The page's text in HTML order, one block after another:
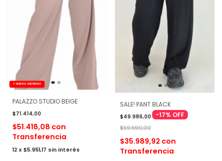
⚡ NUEVO INGRESO
PALAZZO STUDIO BEIGE
$71.414,00
$51.418,08 con
Transferencia
12 x $5.951,17 sin interés
SALE! PANT BLACK
$49.986,00 -17% OFF
$59.990,00
$35.989,92 con
Transferencia